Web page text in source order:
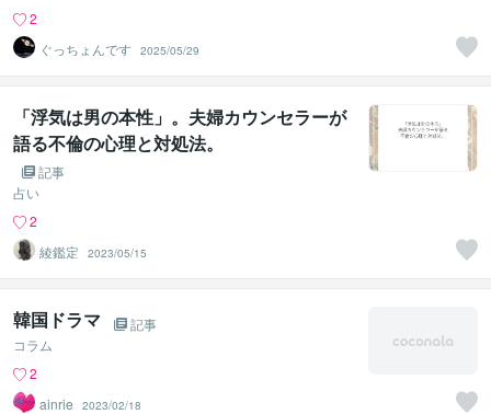
2
ぐっちょんです
2025/05/29
「浮気は男の本性」。夫婦カウンセラーが
語る不倫の心理と対処法。
記事
占い
2
綾鑑定
2023/05/15
韓国ドラマ
記事
コラム
2
ainrie
2023/02/18